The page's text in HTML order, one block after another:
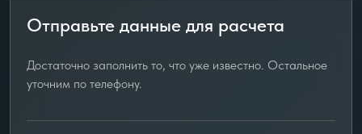
Отправьте данные для расчета
Достаточно заполнить то, что уже известно. Остальное
уточним по телефону.